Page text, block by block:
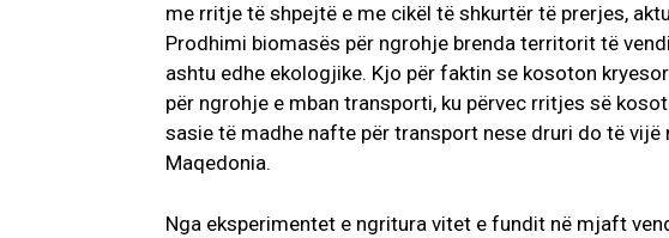
me rritje të shpejtë e me cikël të shkurtër të prerjes,
Prodhimi biomasës për ngrohje brenda territorit të
ashtu edhe ekologjike. Kjo për faktin se kosoton
për ngrohje e mban transporti, ku përvec rritjes së
sasie të madhe nafte për transport nese druri do të
Maqedonia.
Nga eksperimentet e ngritura vitet e fundit në mjaft